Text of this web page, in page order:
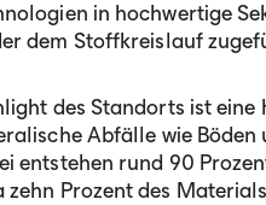
in hochwertige
dem Stoffkreislauf
des Standorts ist
Abfälle wie
entstehen rund 90
zehn Prozent des